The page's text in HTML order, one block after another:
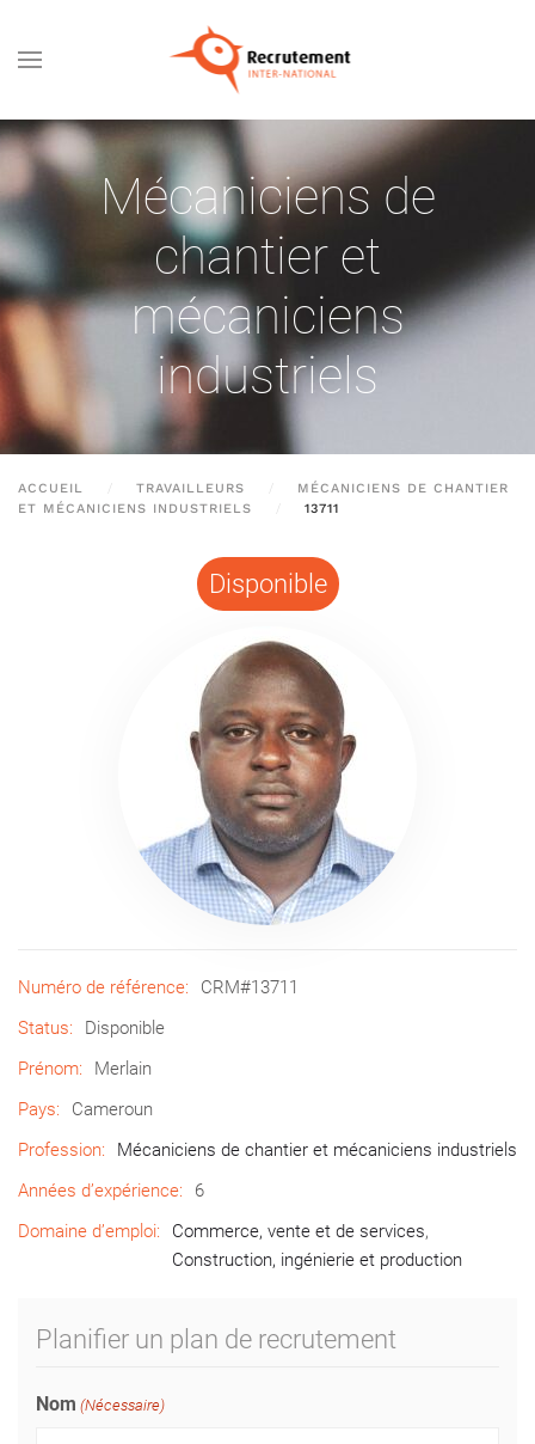
Passer au contenu principal
Mécaniciens de
chantier et
mécaniciens
industriels
ACCUEIL TRAVAILLEURS
MÉCANICIENS DE CHANTIER
ET MÉCANICIENS INDUSTRIELS
13711
Disponible
Numéro de référence:
CRM#13711
Status:
Disponible
Prénom:
Merlain
Pays:
Cameroun
Profession:
Mécaniciens de chantier et mécaniciens industriels
Années d’expérience:
6
Domaine d’emploi:
Commerce, vente et de services,
Construction, ingénierie et production
Planifier un plan de recrutement
Nom (Nécessaire)